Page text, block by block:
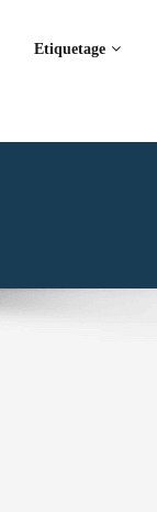
Etiquetage